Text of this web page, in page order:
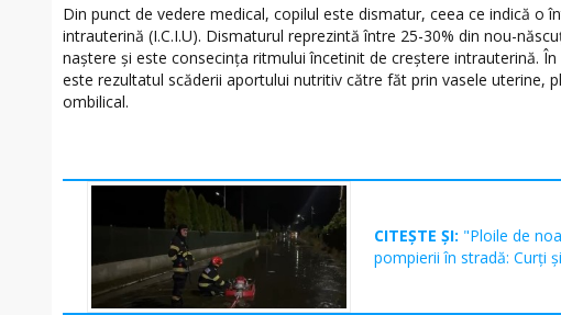
Din punct de vedere medical, copilul este dismatur, ceea ce indică o
intrauterină (I.C.I.U). Dismaturul reprezintă între 25-30% din nou-
naştere şi este consecinţa ritmului încetinit de creştere intrauterină.
este rezultatul scăderii aportului nutritiv către făt prin vasele uterine,
ombilical.
CITEȘTE ȘI: "Ploile de
pompierii în stradă: Curți